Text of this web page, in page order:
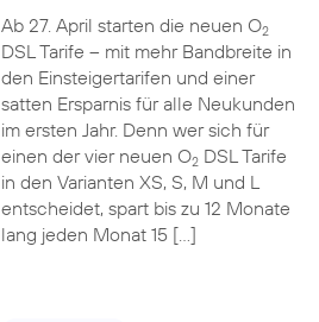
Ab 27. April starten die neuen O2
DSL Tarife – mit mehr Bandbreite in
den Einsteigertarifen und einer
satten Ersparnis für alle Neukunden
im ersten Jahr. Denn wer sich für
einen der vier neuen O2DSL Tarife
in den Varianten XS, S, M und L
entscheidet, spart bis zu 12 Monate
lang jeden Monat 15 […]